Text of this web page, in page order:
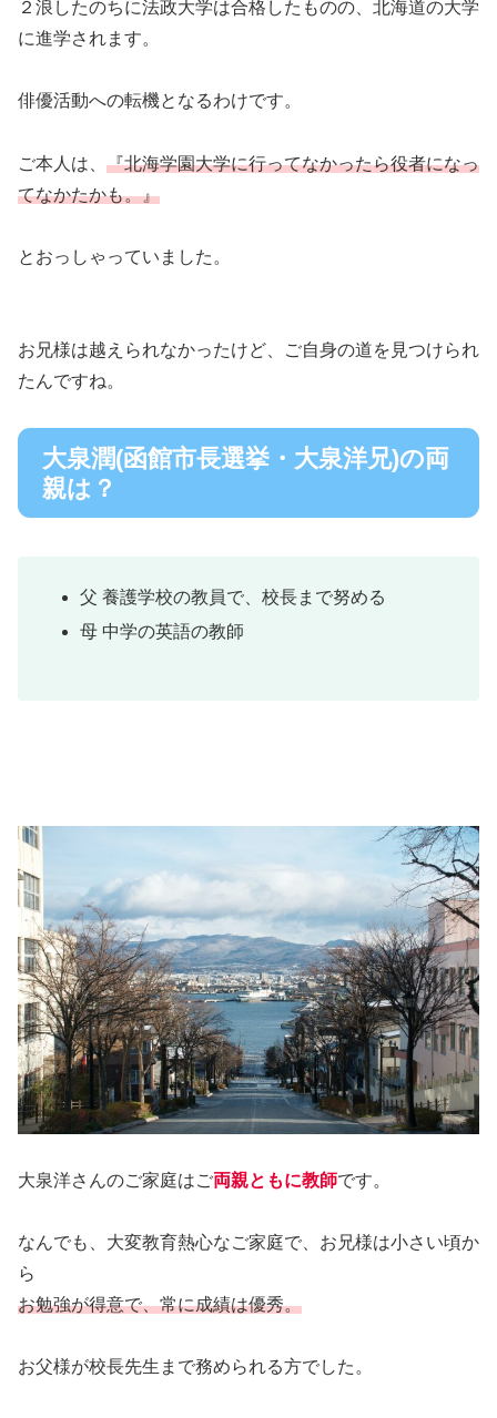
２浪したのちに法政大学は合格したものの、北海道の大学
に進学されます。
俳優活動への転機となるわけです。
ご本人は、 『北海学園大学に行ってなかったら役者になっ
てなかたかも。』
とおっしゃっていました。
お兄様は越えられなかったけど、ご自身の道を見つけられ
たんですね。
大泉潤(函館市長選挙・大泉洋兄)の両
親は？
父 養護学校の教員で、校長まで努める
母 中学の英語の教師
大泉洋さんのご家庭はご両親ともに教師です。
なんでも、大変教育熱心なご家庭で、お兄様は小さい頃か
ら
お勉強が得意で、常に成績は優秀。
お父様が校長先生まで務められる方でした。